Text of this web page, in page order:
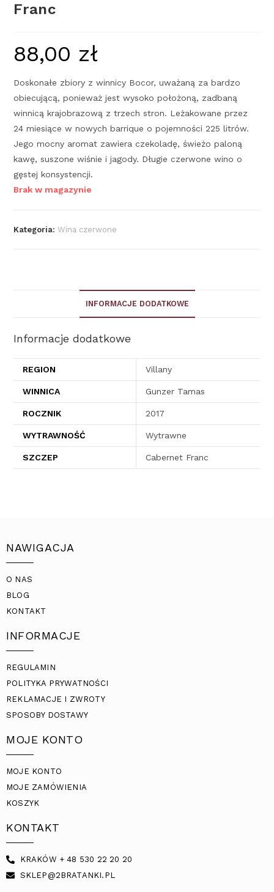
Franc
88,00 zł
Doskonałe zbiory z winnicy Bocor, uważaną za bardzo
obiecującą, ponieważ jest wysoko położoną, zadbaną
winnicą krajobrazową z trzech stron. Leżakowane przez
24 miesiące w nowych barrique o pojemności 225 litrów.
Jego mocny aromat zawiera czekoladę, świeżo paloną
kawę, suszone wiśnie i jagody. Długie czerwone wino o
gęstej konsystencji.
Brak w magazynie
Kategoria:Wina czerwone
INFORMACJE DODATKOWE
Informacje dodatkowe
REGION Villany
WINNICA Gunzer Tamas
ROCZNIK 2017
WYTRAWNOŚĆ Wytrawne
SZCZEP Cabernet Franc
NAWIGACJA
O NAS
BLOG
KONTAKT
INFORMACJE
REGULAMIN
POLITYKA PRYWATNOŚCI
REKLAMACJE I ZWROTY
SPOSOBY DOSTAWY
MOJE KONTO
MOJE KONTO
MOJE ZAMÓWIENIA
KOSZYK
KONTAKT
KRAKÓW + 48 530 22 20 20
SKLEP@2BRATANKI.PL